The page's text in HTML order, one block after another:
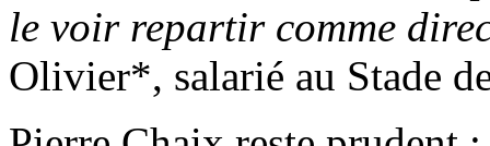
le voir repartir comme
Olivier*, salarié au Stade